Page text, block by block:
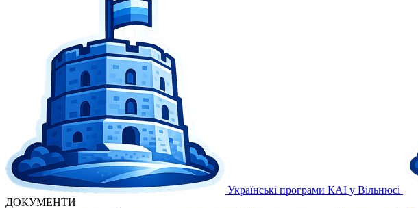
Українські програми КАІ у Вільнюсі
ДОКУМЕНТИ